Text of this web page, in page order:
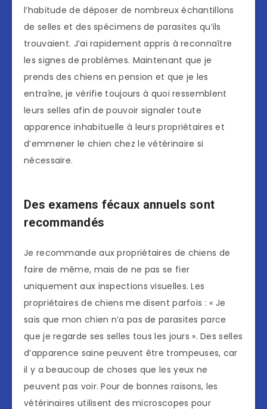
l’habitude de déposer de nombreux échantillons
de selles et des spécimens de parasites qu’ils
trouvaient. J’ai rapidement appris à reconnaître
les signes de problèmes. Maintenant que je
prends des chiens en pension et que je les
entraîne, je vérifie toujours à quoi ressemblent
leurs selles afin de pouvoir signaler toute
apparence inhabituelle à leurs propriétaires et
d’emmener le chien chez le vétérinaire si
nécessaire.
Des examens fécaux annuels sont
recommandés
Je recommande aux propriétaires de chiens de
faire de même, mais de ne pas se fier
uniquement aux inspections visuelles. Les
propriétaires de chiens me disent parfois : « Je
sais que mon chien n’a pas de parasites parce
que je regarde ses selles tous les jours ». Des selles
d’apparence saine peuvent être trompeuses, car
il y a beaucoup de choses que les yeux ne
peuvent pas voir. Pour de bonnes raisons, les
vétérinaires utilisent des microscopes pour